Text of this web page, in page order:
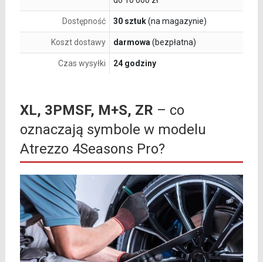
Dostępność 30 sztuk(na magazynie)
Koszt dostawy darmowa (bezpłatna)
Czas wysyłki 24 godziny
XL, 3PMSF, M+S, ZR – co
oznaczają symbole w modelu
Atrezzo 4Seasons Pro?